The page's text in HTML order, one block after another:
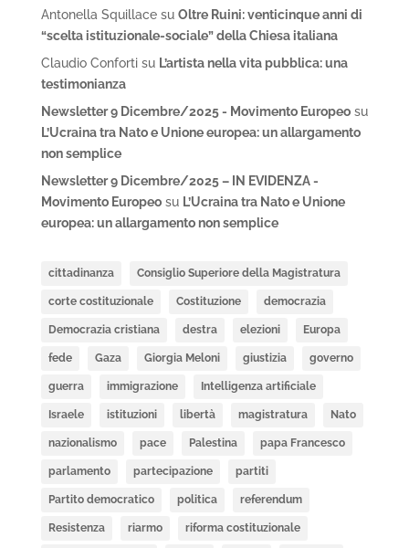
Antonella Squillacesu Oltre Ruini: venticinque anni di
“scelta istituzionale-sociale” della Chiesa italiana
Claudio Confortisu L’artista nella vita pubblica: una
testimonianza
Newsletter 9 Dicembre/2025 - Movimento Europeosu
L’Ucraina tra Nato e Unione europea: un allargamento
non semplice
Newsletter 9 Dicembre/2025 – IN EVIDENZA -
Movimento Europeosu L’Ucraina tra Nato e Unione
europea: un allargamento non semplice
cittadinanza Consiglio Superiore della Magistratura
corte costituzionale Costituzione democrazia
Democrazia cristiana destra elezioni Europa
fede Gaza Giorgia Meloni giustizia governo
guerra immigrazione Intelligenza artificiale
Israele istituzioni libertà magistratura Nato
nazionalismo pace Palestina papa Francesco
parlamento partecipazione partiti
Partito democratico politica referendum
Resistenza riarmo riforma costituzionale